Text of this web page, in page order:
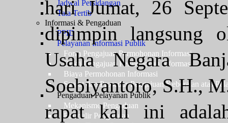
Jadwal Persidangan
Tata Tertib
Informasi & Pengaduan
PPID
Pelayanan Informasi Publik
Form Pengajuan Permohonan Informasi
Bukti Pengajuan Permohonan Informasi
Biaya Permohonan Informasi
Syarat dan Prosedur Pengajuan Keberatan atas
Pengaduan Pelayanan Publik
Mekanisme Pengaduan
Formulir Pengaduan
hari Jumat, 26
dipimpin langsung
Usaha Negara
Soebiyantoro, S.H.,
rapat kali ini